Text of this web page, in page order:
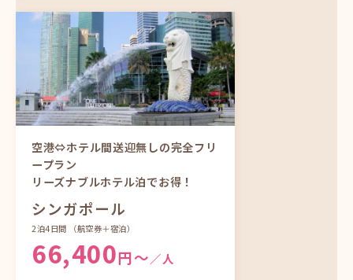
大阪（関西）発
ツアーをもっと見る
空港⇔ホテル間送迎無しの完全フリ
ープラン
リーズナブルホテル泊でお得！
シンガポール
2泊4日間 （航空券＋宿泊）
66,400円〜／人